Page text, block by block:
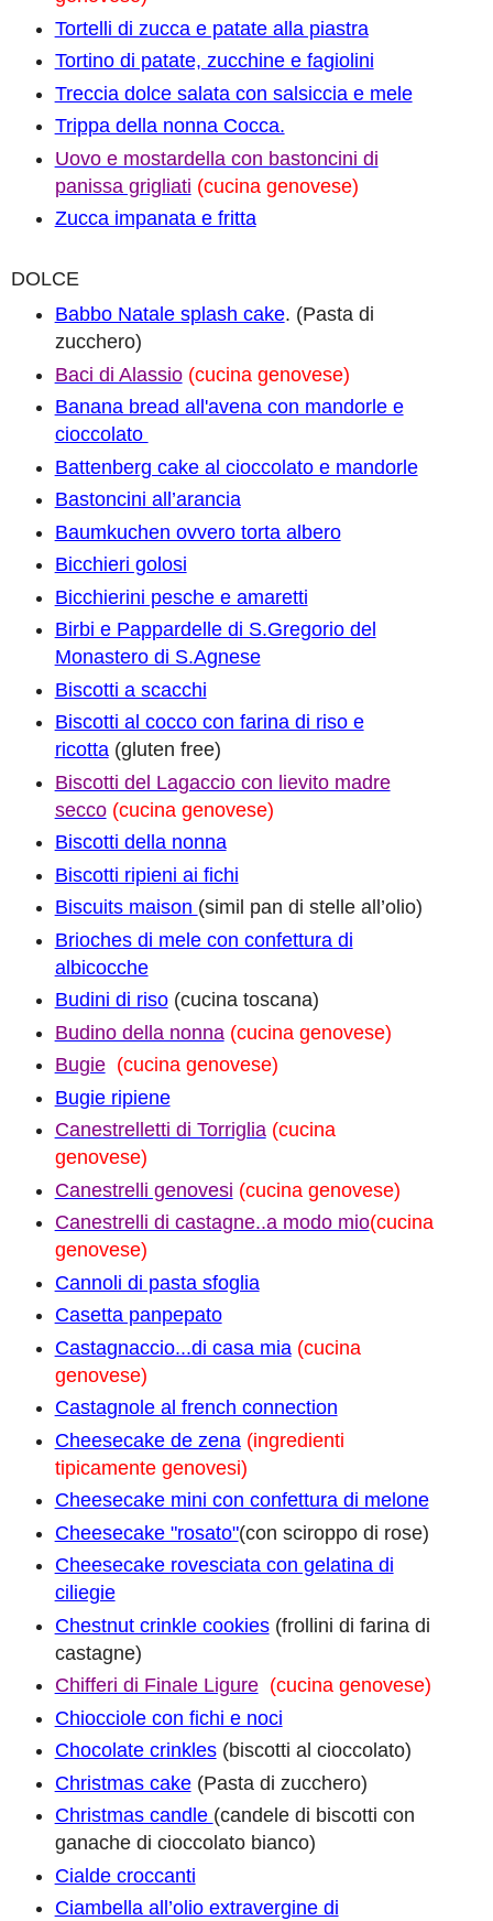
Tortelli di zucca e patate alla piastra
Tortino di patate, zucchine e fagiolini
Treccia dolce salata con salsiccia e mele
Trippa della nonna Cocca.
Uovo e mostardella con bastoncini di
panissa grigliati (cucina genovese)
Zucca impanata e fritta
DOLCE
Babbo Natale splash cake. (Pasta di
zucchero)
Baci di Alassio (cucina genovese)
Banana bread all'avena con mandorle e
cioccolato
Battenberg cake al cioccolato e mandorle
Bastoncini all’arancia
Baumkuchen ovvero torta albero
Bicchieri golosi
Bicchierini pesche e amaretti
Birbi e Pappardelle di S.Gregorio del
Monastero di S.Agnese
Biscotti a scacchi
Biscotti al cocco con farina di riso e
ricotta(gluten free)
Biscotti del Lagaccio con lievito madre
secco (cucina genovese)
Biscotti della nonna
Biscotti ripieni ai fichi
Biscuits maison (simil pan di stelle all’olio)
Brioches di mele con confettura di
albicocche
Budini di riso(cucina toscana)
Budino della nonna (cucina genovese)
Bugie (cucina genovese)
Bugie ripiene
Canestrelletti di Torriglia (cucina
genovese)
Canestrelli genovesi (cucina genovese)
Canestrelli di castagne..a modo mio(cucina
genovese)
Cannoli di pasta sfoglia
Casetta panpepato
Castagnaccio...di casa mia (cucina
genovese)
Castagnole al french connection
Cheesecake de zena (ingredienti
tipicamente genovesi)
Cheesecake mini con confettura di melone
Cheesecake "rosato"(con sciroppo di rose)
Cheesecake rovesciata con gelatina di
ciliegie
Chestnut crinkle cookies(frollini di farina di
castagne)
Chifferi di Finale Ligure (cucina genovese)
Chiocciole con fichi e noci
Chocolate crinkles(biscotti al cioccolato)
Christmas cake(Pasta di zucchero)
Christmas candle (candele di biscotti con
ganache di cioccolato bianco)
Cialde croccanti
Ciambella all’olio extravergine di